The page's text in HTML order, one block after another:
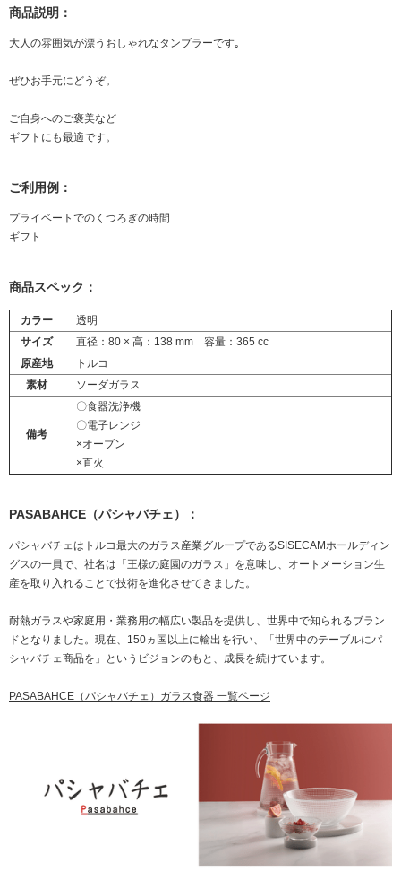
商品説明：
大人の雰囲気が漂うおしゃれなタンブラーです｡
ぜひお手元にどうぞ。
ご自身へのご褒美など
ギフトにも最適です。
ご利用例：
プライベートでのくつろぎの時間
ギフト
商品スペック：
カラー
透明
サイズ
直径：80 × 高：138 mm 容量：365 cc
原産地
トルコ
素材
ソーダガラス
備考
〇食器洗浄機
〇電子レンジ
×オーブン
×直火
PASABAHCE（パシャバチェ）：
パシャバチェはトルコ最大のガラス産業グループであるSISECAMホールディン
グスの一員で、社名は「王様の庭園のガラス」を意味し、オートメーション生
産を取り入れることで技術を進化させてきました。
耐熱ガラスや家庭用・業務用の幅広い製品を提供し、世界中で知られるブラン
ドとなりました。現在、150ヵ国以上に輸出を行い、「世界中のテーブルにパ
シャバチェ商品を」というビジョンのもと、成長を続けています。
PASABAHCE（パシャバチェ）ガラス食器 一覧ページ